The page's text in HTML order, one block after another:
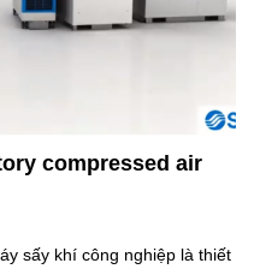
compressed air